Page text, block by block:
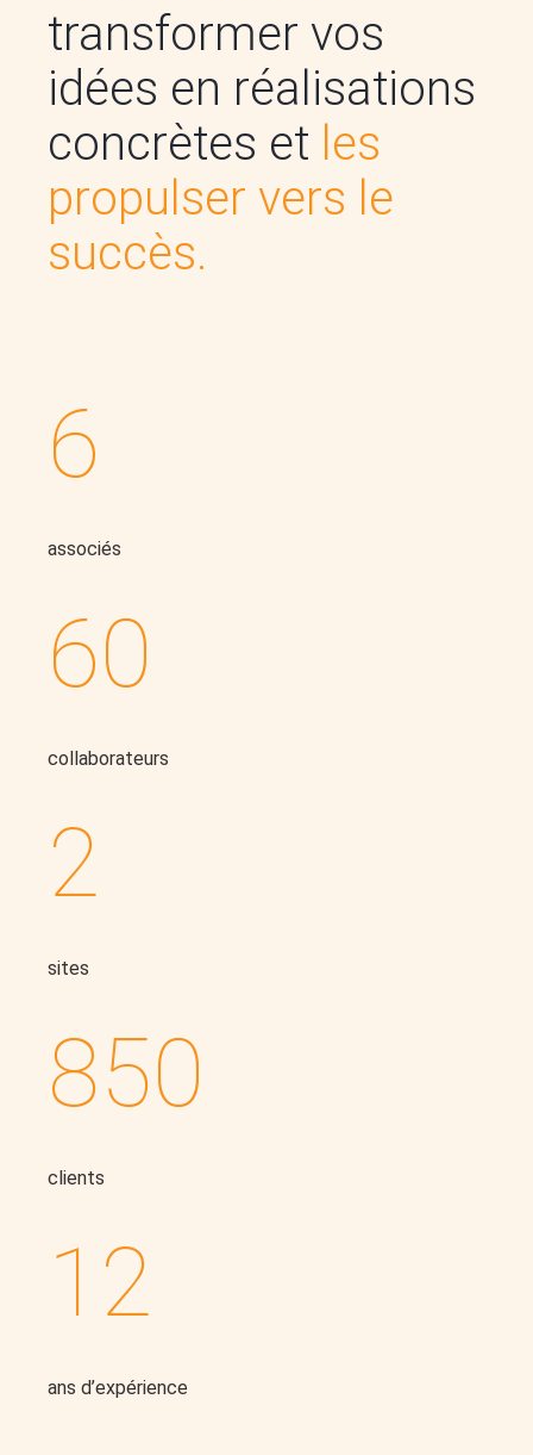
transformer vos
idées en réalisations
concrètes et les
propulser vers le
succès.
6
associés
60
collaborateurs
2
sites
850
clients
12
ans d’expérience